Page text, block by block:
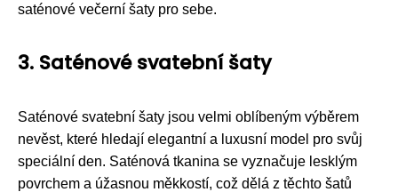
saténové večerní šaty pro sebe.
3. Saténové svatební šaty
Saténové svatební šaty jsou velmi oblíbeným výběrem
nevěst, které hledají elegantní a luxusní model pro svůj
speciální den. Saténová tkanina se vyznačuje lesklým
povrchem a úžasnou měkkostí, což dělá z těchto šatů